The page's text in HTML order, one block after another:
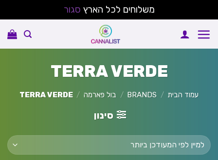
משלוחים לכל הארץ סגור
to
TERRA VERDE
עמוד הבית /
BRANDS
/ בול פארמה /
TERRA VERDE
סינון